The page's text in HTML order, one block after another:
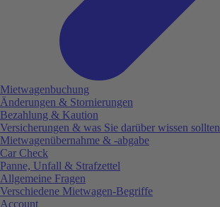
Mietwagenbuchung
Änderungen & Stornierungen
Bezahlung & Kaution
Versicherungen & was Sie darüber wissen sollten
Mietwagenübernahme & -abgabe
Car Check
Panne, Unfall & Strafzettel
Allgemeine Fragen
Verschiedene Mietwagen-Begriffe
Account